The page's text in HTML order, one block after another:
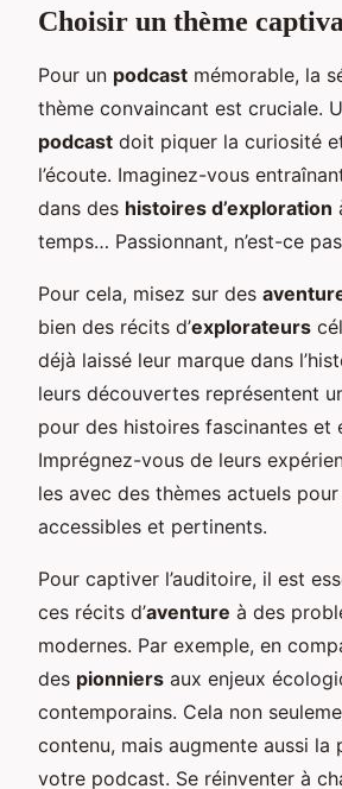
Choisir un thème
Pour un podcast mémorable, la
thème convaincant est cruciale.
podcast doit piquer la curiosité
l’écoute. Imaginez-vous
dans des histoires d’exploration
temps… Passionnant, n’est-ce
Pour cela, misez sur des
bien des récits d’explorateurs
déjà laissé leur marque dans
leurs découvertes représentent
pour des histoires fascinantes et
Imprégnez-vous de leurs
les avec des thèmes actuels
accessibles et pertinents.
Pour captiver l’auditoire, il est
ces récits d’aventure à des
modernes. Par exemple, en
des pionniers aux enjeux
contemporains. Cela non
contenu, mais augmente aussi la
votre podcast. Se réinventer à